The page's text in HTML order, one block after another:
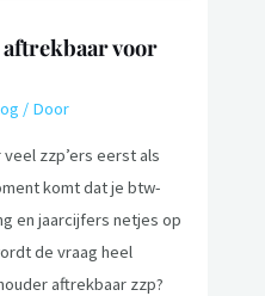
voor
/ Door
zzp’ers eerst als
komt dat je btw-
en jaarcijfers netjes op
de vraag heel
aftrekbaar zzp?